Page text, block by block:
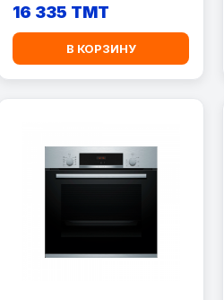
16 335 TMT
В КОРЗИНУ